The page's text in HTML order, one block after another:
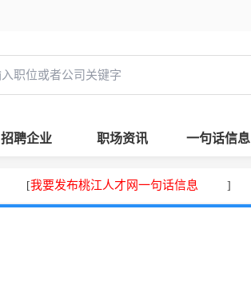
招聘企业 职场资讯 一句话信息
[我要发布桃江人才网一句话信息 ]